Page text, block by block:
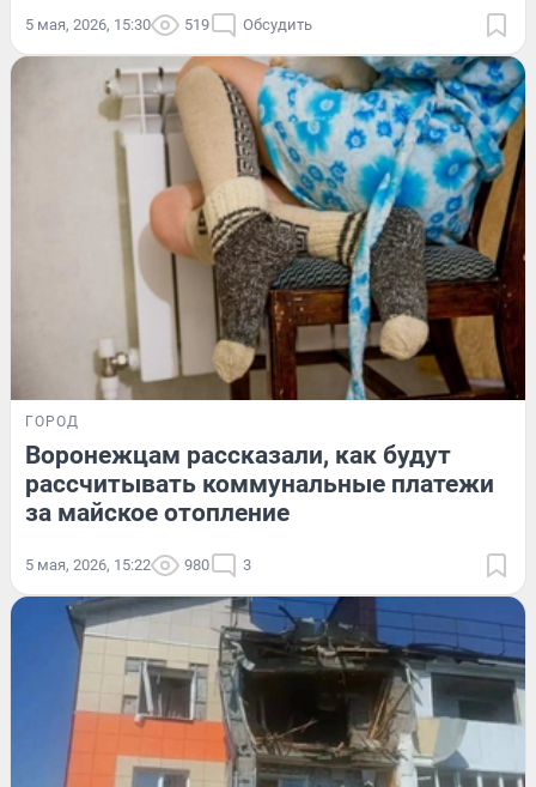
5 мая, 2026, 15:30 519 Обсудить
ГОРОД
Воронежцам рассказали, как будут
рассчитывать коммунальные платежи
за майское отопление
5 мая, 2026, 15:22 980 3